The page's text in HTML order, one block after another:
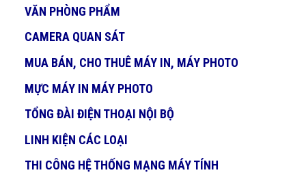
VĂN PHÒNG PHẨM
CAMERA QUAN SÁT
MUA BÁN, CHO THUÊ MÁY IN, MÁY PHOTO
MỰC MÁY IN MÁY PHOTO
TỔNG ĐÀI ĐIỆN THOẠI NỘI BỘ
LINH KIỆN CÁC LOẠI
THI CÔNG HỆ THỐNG MẠNG MÁY TÍNH